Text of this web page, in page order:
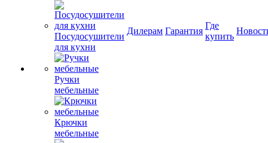
Посудосушители
для кухни
Ручки
мебельные
Крючки
мебельные
Дилерам Гарантия
Где
купить